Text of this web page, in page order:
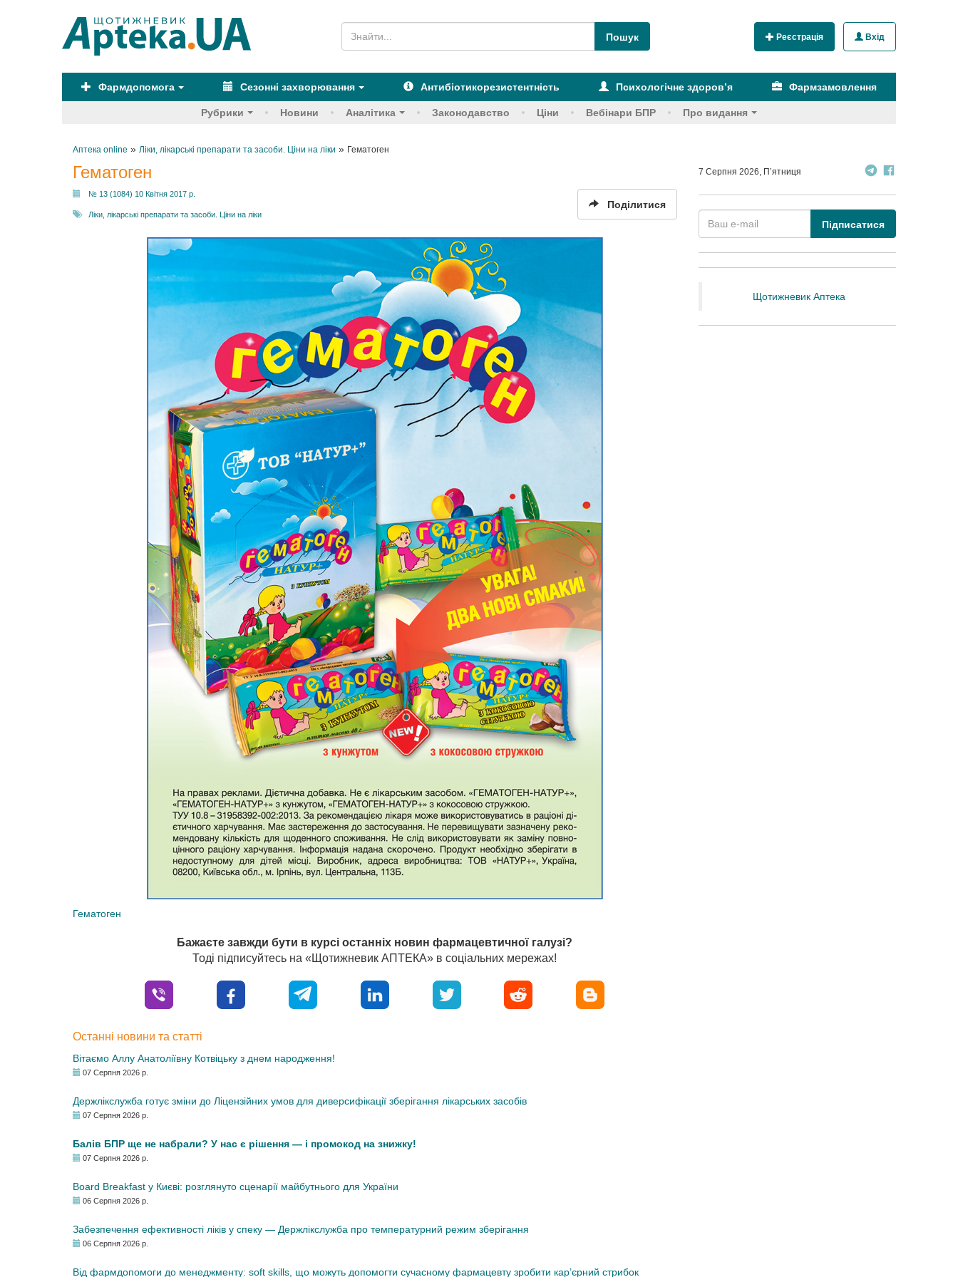
Реєстрація Вхід
Фармдопомога Сезонні захворювання Антибіотикорезистентність Психологічне здоров’я Фармзамовлення
Рубрики Новини Аналітика Законодавство Ціни Вебінари БПР Про видання
Аптека online » Ліки, лікарські препарати та засоби. Ціни на ліки » Гематоген
Гематоген
№ 13 (1084) 10 Квітня 2017 р.
Ліки, лікарські препарати та засоби. Ціни на ліки
Поділитися
Гематоген
Бажаєте завжди бути в курсі останніх новин фармацевтичної галузі?
Тоді підписуйтесь на «Щотижневик АПТЕКА» в соціальних мережах!
Останні новини та статті
Вітаємо Аллу Анатоліївну Котвіцьку з днем народження!
07 Серпня 2026 р.
Держлікслужба готує зміни до Ліцензійних умов для диверсифікації зберігання лікарських засобів
07 Серпня 2026 р.
Балів БПР ще не набрали? У нас є рішення — і промокод на знижку!
07 Серпня 2026 р.
Board Breakfast у Києві: розглянуто сценарії майбутнього для України
06 Серпня 2026 р.
Забезпечення ефективності ліків у спеку — Держлікслужба про температурний режим зберігання
06 Серпня 2026 р.
Від фармдопомоги до менеджменту: soft skills, що можуть допомогти сучасному фармацевту зробити кар’єрний стрибок
7 Серпня 2026, П’ятниця
Підписатися
Щотижневик Аптека